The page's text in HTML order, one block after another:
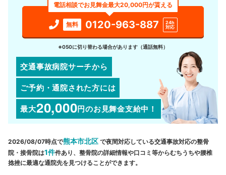
電話相談でお見舞金最大20,000円が貰える
無料 0120-963-887
24h
対応
※050に切り替わる場合があります（通話無料）
交通事故病院サーチから
ご予約・通院された方には
最大20,000円のお見舞金支給中！
2026/08/07時点で熊本市北区 で夜間対応している交通事故対応の整骨
院・接骨院は1件件あり、整骨院の詳細情報や口コミ等からむちうちや腰椎
捻挫に最適な通院先を見つけることができます。